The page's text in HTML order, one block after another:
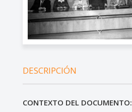
DESCRIPCIÓN
CONTEXTO DEL DOCUMENTO: